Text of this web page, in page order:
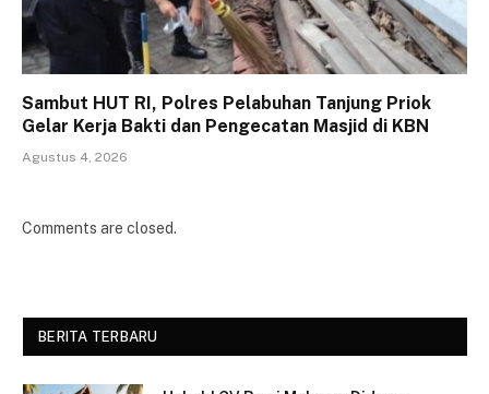
Sambut HUT RI, Polres Pelabuhan Tanjung Priok
Gelar Kerja Bakti dan Pengecatan Masjid di KBN
Agustus 4, 2026
Comments are closed.
BERITA TERBARU